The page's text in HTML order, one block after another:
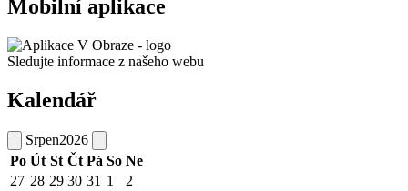
Mobilní aplikace
Sledujte informace z našeho webu
Kalendář
Srpen2026
Po Út St Čt Pá So Ne
27 28 29 30 31 1
2